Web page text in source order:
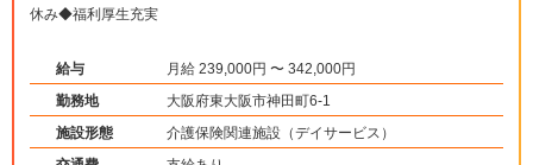
休み◆福利厚生充実
給与
月給 239,000円 〜 342,000円
勤務地
大阪府東大阪市神田町6-1
施設形態
介護保険関連施設（デイサービス）